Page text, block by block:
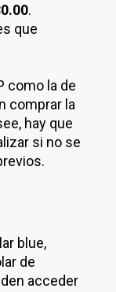
.
que
como la de
comprar la
hay que
si no se
blue,
de
acceder